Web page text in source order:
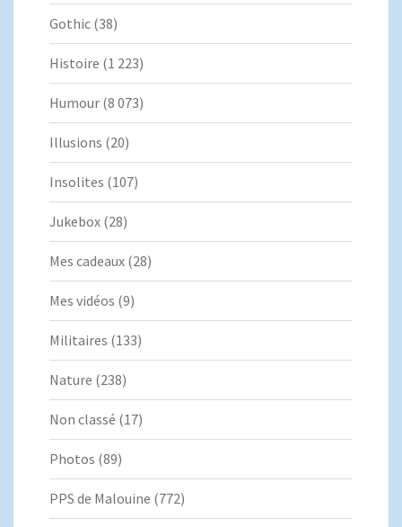
Gothic (38)
Histoire (1 223)
Humour (8 073)
Illusions (20)
Insolites (107)
Jukebox (28)
Mes cadeaux (28)
Mes vidéos (9)
Militaires (133)
Nature (238)
Non classé (17)
Photos (89)
PPS de Malouine (772)